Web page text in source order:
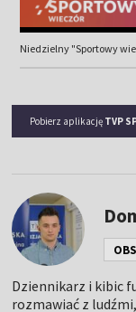
Niedzielny "Sportowy
Pobierz aplikację TVP
Dziennikarz i kibic
rozmawiać z